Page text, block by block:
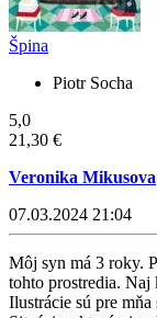
Špina
Piotr Socha
5,0
21,30 €
Veronika Mikusova
07.03.2024 21:04
Môj syn má 3 roky.
tohto prostredia. Naj
Ilustrácie sú pre